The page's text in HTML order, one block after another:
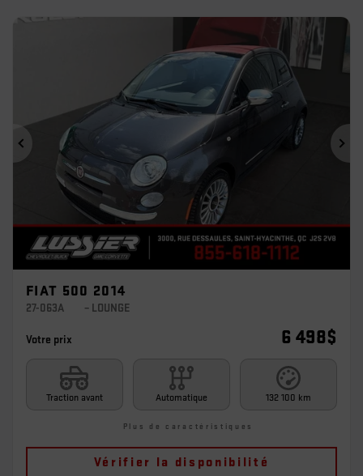
Précédent
FIAT 500 2014
27-063A – LOUNGE
Votre prix 6 498$
Traction avant Automatique 132 100 km
Plus de caractéristiques
Vérifier la disponibilité